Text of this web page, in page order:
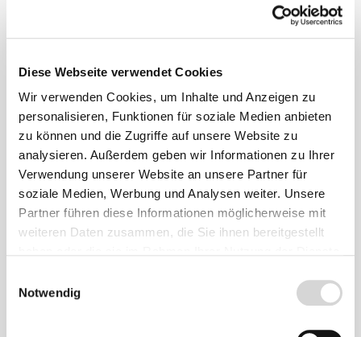
Diese Webseite verwendet Cookies
Wir verwenden Cookies, um Inhalte und Anzeigen zu
personalisieren, Funktionen für soziale Medien anbieten
zu können und die Zugriffe auf unsere Website zu
analysieren. Außerdem geben wir Informationen zu Ihrer
Verwendung unserer Website an unsere Partner für
soziale Medien, Werbung und Analysen weiter. Unsere
Partner führen diese Informationen möglicherweise mit
weiteren Daten zusammen, die Sie ihnen bereitgestellt
Notwendig
Produkte